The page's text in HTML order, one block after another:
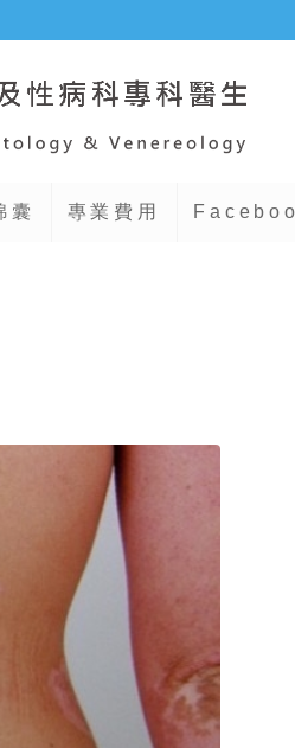
囊 專業費用